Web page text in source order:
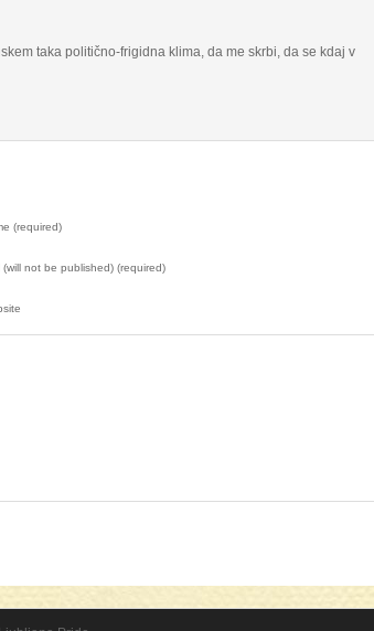
taka politično-frigidna klima, da me skrbi, da se kdaj v
(required)
(will not be published) (required)